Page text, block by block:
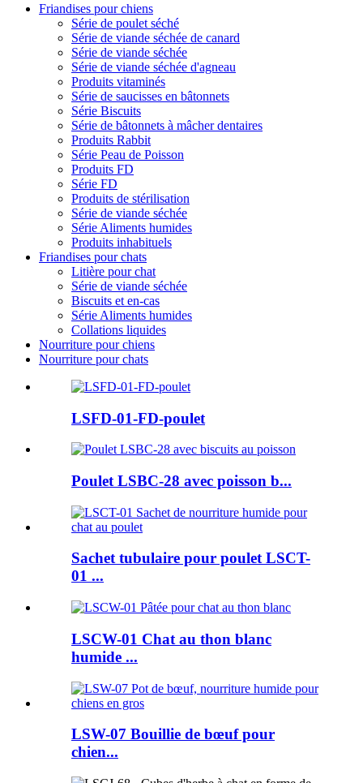
Friandises pour chiens
Série de poulet séché
Série de viande séchée de canard
Série de viande séchée
Série de viande séchée d'agneau
Produits vitaminés
Série de saucisses en bâtonnets
Série Biscuits
Série de bâtonnets à mâcher dentaires
Produits Rabbit
Série Peau de Poisson
Produits FD
Série FD
Produits de stérilisation
Série de viande séchée
Série Aliments humides
Produits inhabituels
Friandises pour chats
Litière pour chat
Série de viande séchée
Biscuits et en-cas
Série Aliments humides
Collations liquides
Nourriture pour chiens
Nourriture pour chats
LSFD-01-FD-poulet
Poulet LSBC-28 avec poisson b...
Sachet tubulaire pour poulet LSCT-
01 ...
LSCW-01 Chat au thon blanc
humide ...
LSW-07 Bouillie de bœuf pour
chien...